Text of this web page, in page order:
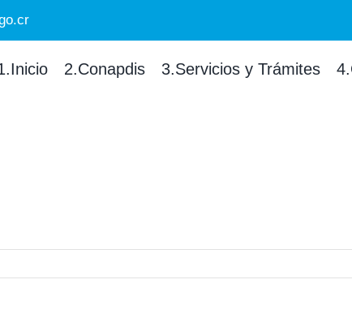
2.Conapdis 3.Servicios y Trámites